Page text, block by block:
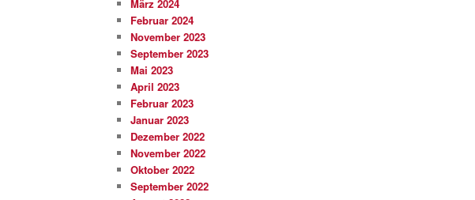
März 2024
Februar 2024
November 2023
September 2023
Mai 2023
April 2023
Februar 2023
Januar 2023
Dezember 2022
November 2022
Oktober 2022
September 2022